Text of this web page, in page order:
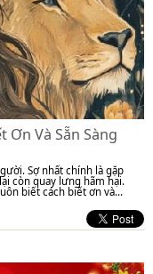
Ơn Và Sẵn Sàng
Sợ nhất chính là gặp
còn quay lưng hãm hại.
biết cách biết ơn và...